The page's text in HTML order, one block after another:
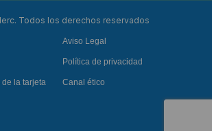
Todos los derechos reservados
Aviso Legal
Política de privacidad
la tarjeta
Canal ético